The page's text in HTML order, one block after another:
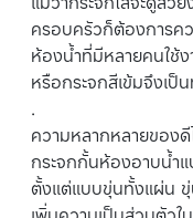
ครอบครัวก็ต้องการค
ห้องน้ำที่มีหลายคนใช้
หรือกระจกสีเข้มจึงเป็
.
ความหลากหลายของดี
กระจกกั้นห้องอาบน้ำ
ตั้งแต่แบบขุ่นทั้งแผ่น